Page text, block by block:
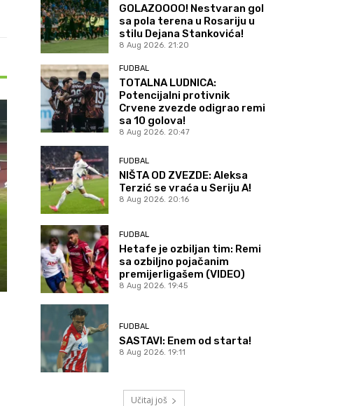
GOLAZOOOO! Nestvaran gol
sa pola terena u Rosariju u
stilu Dejana Stankovića!
8 Aug 2026. 21:20
FUDBAL
TOTALNA LUDNICA:
Potencijalni protivnik
Crvene zvezde odigrao remi
sa 10 golova!
8 Aug 2026. 20:47
FUDBAL
NIŠTA OD ZVEZDE: Aleksa
Terzić se vraća u Seriju A!
8 Aug 2026. 20:16
FUDBAL
Hetafe je ozbiljan tim: Remi
sa ozbiljno pojačanim
premijerligašem (VIDEO)
8 Aug 2026. 19:45
FUDBAL
SASTAVI: Enem od starta!
8 Aug 2026. 19:11
Učitaj još